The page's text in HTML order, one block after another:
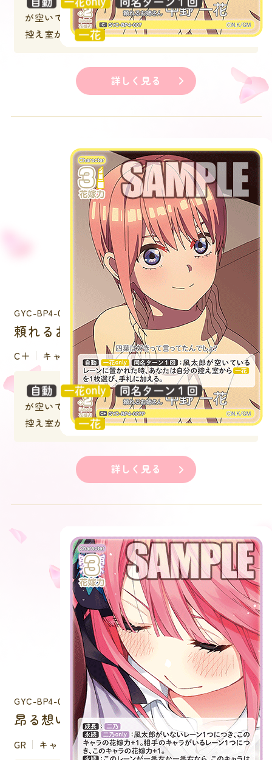
が空いているレーンに置かれた時、あなたは自分の
控え室から
を１枚選び、手札に加える。
詳しく見る
GYC-BP4-007P
頼れるお姉さん 中野 一花
C＋ キャラクター
：風太郎
が空いているレーンに置かれた時、あなたは自分の
控え室から
を１枚選び、手札に加える。
詳しく見る
GYC-BP4-008
昂る想い 中野 二乃
GR キャラクター